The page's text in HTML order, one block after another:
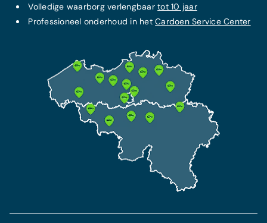
Volledige waarborg verlengbaartot 10 jaar
Professioneel onderhoud in hetCardoen Service Center